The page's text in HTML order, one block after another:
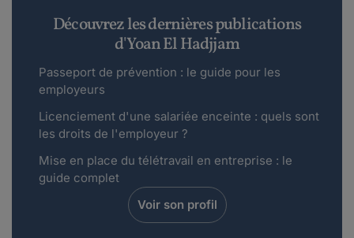
Découvrez les dernières publications
d'Yoan El Hadjjam
Passeport de prévention : le guide pour les
employeurs
Licenciement d'une salariée enceinte : quels sont
les droits de l'employeur ?
Mise en place du télétravail en entreprise : le
guide complet
Voir son profil